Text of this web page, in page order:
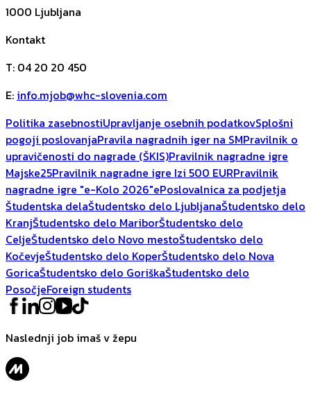
1000 Ljubljana
Kontakt
T: 04 20 20 450
E: info.mjob@whc-slovenia.com
Politika zasebnostiUpravljanje osebnih podatkovSplošni
pogoji poslovanjaPravila nagradnih iger na SMPravilnik o
upravičenosti do nagrade (ŠKIS)Pravilnik nagradne igre
Majske25Pravilnik nagradne igre Izi 500 EURPravilnik
nagradne igre "e-Kolo 2026"ePoslovalnica za podjetja
Študentska delaŠtudentsko delo LjubljanaŠtudentsko delo
KranjŠtudentsko delo MariborŠtudentsko delo
CeljeŠtudentsko delo Novo mestoŠtudentsko delo
KočevjeŠtudentsko delo KoperŠtudentsko delo Nova
GoricaŠtudentsko delo GoriškaŠtudentsko delo
PosočjeForeign students
Naslednji job imaš v žepu